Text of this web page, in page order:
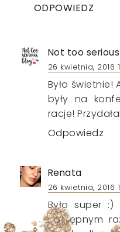
ODPOWIEDZ
Not too
26 kwietnia, 2016
Było
były na
racje!
Odpowiedz
Renata
26 kwietnia, 2016
Było super :)
następnym